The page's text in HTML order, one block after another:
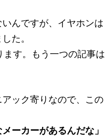
んですが、イヤホンは
た。
す。もう一つの記事は
ック寄りなので、この
ーカーがあるんだな」